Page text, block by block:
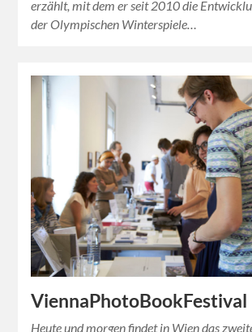
erzählt, mit dem er seit 2010 die
der Olympischen Winterspiele…
ViennaPhotoBookFestival
Heute und morgen findet in Wien das